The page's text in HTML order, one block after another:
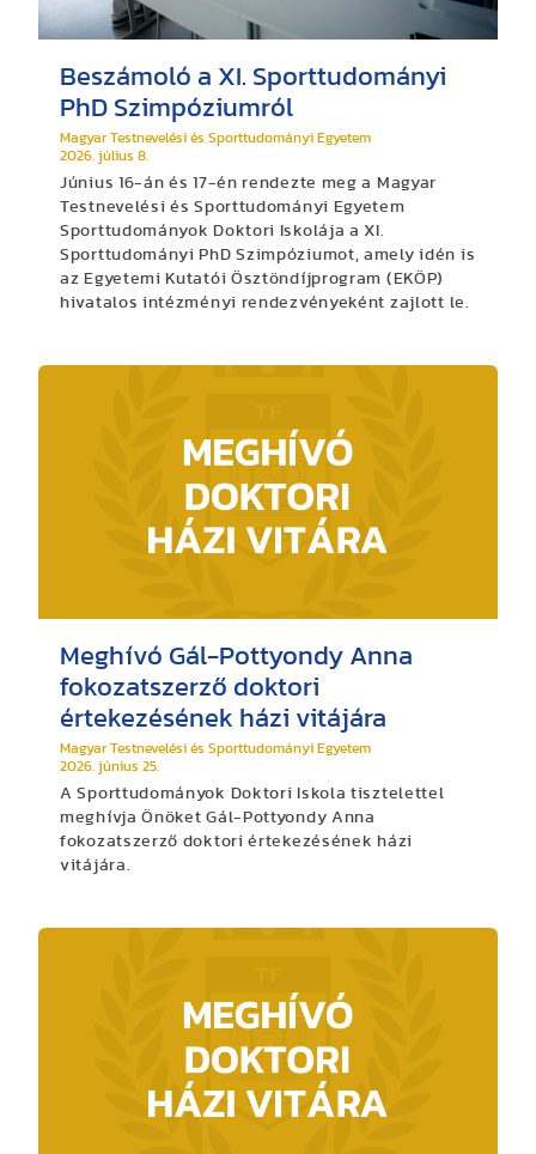
Beszámoló a XI. Sporttudományi
PhD Szimpóziumról
Magyar Testnevelési és Sporttudományi Egyetem
2026. július 8.
Június 16-án és 17-én rendezte meg a Magyar
Testnevelési és Sporttudományi Egyetem
Sporttudományok Doktori Iskolája a XI.
Sporttudományi PhD Szimpóziumot, amely idén is
az Egyetemi Kutatói Ösztöndíjprogram (EKÖP)
hivatalos intézményi rendezvényeként zajlott le.
Meghívó Gál-Pottyondy Anna
fokozatszerző doktori
értekezésének házi vitájára
Magyar Testnevelési és Sporttudományi Egyetem
2026. június 25.
A Sporttudományok Doktori Iskola tisztelettel
meghívja Önöket Gál-Pottyondy Anna
fokozatszerző doktori értekezésének házi
vitájára.